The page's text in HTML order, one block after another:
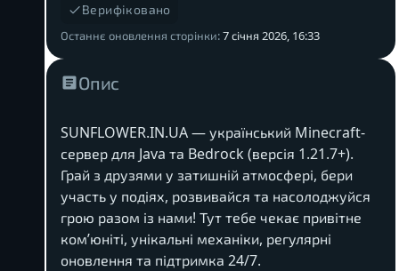
Опис
SUNFLOWER.IN.UA — український Minecraft-
сервер для Java та Bedrock (версія 1.21.7+).
Грай з друзями у затишній атмосфері, бери
участь у подіях, розвивайся та насолоджуйся
грою разом із нами! Тут тебе чекає привітне
ком’юніті, унікальні механіки, регулярні
оновлення та підтримка 24/7.
Верифіковано
Останнє оновлення сторінки:7 січня 2026, 16:33